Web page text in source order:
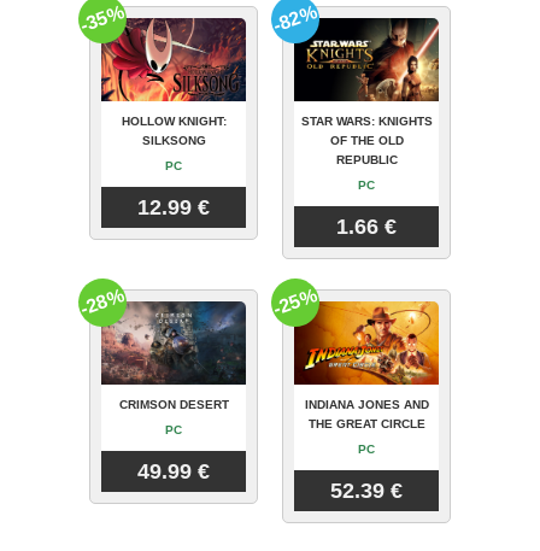
HOLLOW KNIGHT:
SILKSONG
PC
12.99 €
-35%
STAR WARS: KNIGHTS
OF THE OLD
REPUBLIC
PC
1.66 €
-82%
CRIMSON DESERT
PC
49.99 €
-28%
INDIANA JONES AND
THE GREAT CIRCLE
PC
52.39 €
-25%